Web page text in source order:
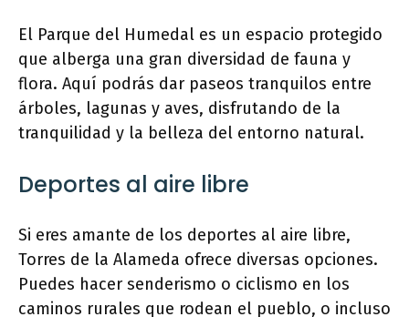
El Parque del Humedal es un espacio protegido
que alberga una gran diversidad de fauna y
flora. Aquí podrás dar paseos tranquilos entre
árboles, lagunas y aves, disfrutando de la
tranquilidad y la belleza del entorno natural.
Deportes al aire libre
Si eres amante de los deportes al aire libre,
Torres de la Alameda ofrece diversas opciones.
Puedes hacer senderismo o ciclismo en los
caminos rurales que rodean el pueblo, o incluso